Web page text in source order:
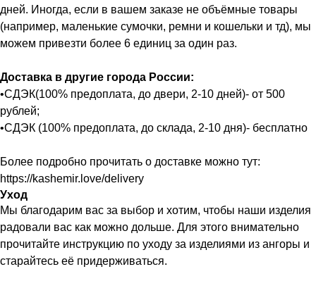
дней. Иногда, если в вашем заказе не объёмные товары
(например, маленькие сумочки, ремни и кошельки и тд), мы
можем привезти более 6 единиц за один раз.
Доставка в другие города России:
•СДЭК(100% предоплата, до двери, 2-10 дней)- от 500
рублей;
•СДЭК (100% предоплата, до склада, 2-10 дня)- бесплатно
Более подробно прочитать о доставке можно тут:
https://kashemir.love/delivery
Уход
Мы благодарим вас за выбор и хотим, чтобы наши изделия
радовали вас как можно дольше. Для этого внимательно
прочитайте инструкцию по уходу за изделиями из ангоры и
старайтесь её придерживаться.